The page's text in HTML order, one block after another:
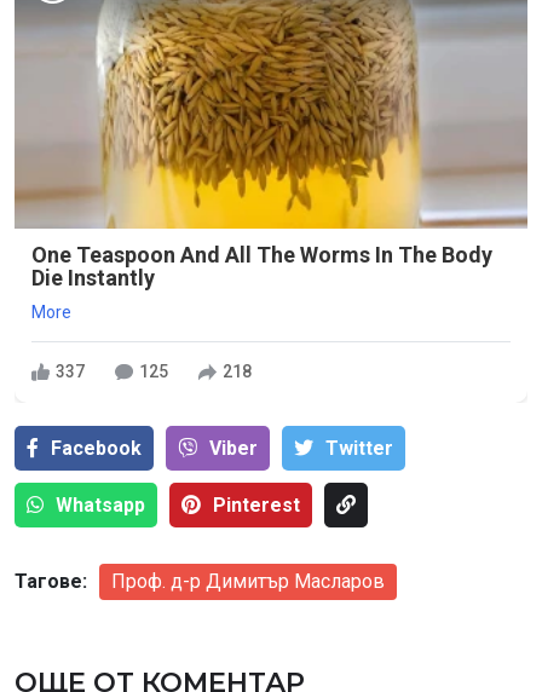
One Teaspoon And All The Worms In The Body
Die Instantly
More
337 125 218
Facebook Viber Тwitter
Whatsapp Pinterest
Тагове: Проф. д-р Димитър Масларов
ОЩЕ ОТ КОМЕНТАР